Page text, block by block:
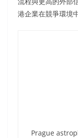
港企業在競爭環境
Prague